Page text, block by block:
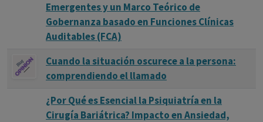
Emergentes y un Marco Teórico de
Gobernanza basado en Funciones Clínicas
Auditables (FCA)
Cuando la situación oscurece a la persona:
comprendiendo el llamado
¿Por Qué es Esencial la Psiquiatría en la
Cirugía Bariátrica? Impacto en Ansiedad,